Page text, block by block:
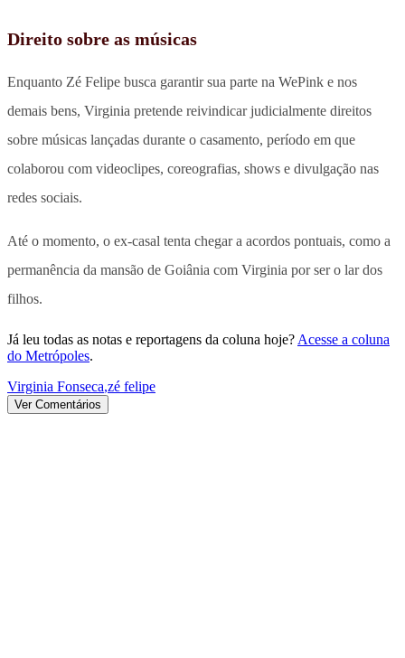
Direito sobre as músicas
Enquanto Zé Felipe busca garantir sua parte na WePink e nos
demais bens, Virginia pretende reivindicar judicialmente direitos
sobre músicas lançadas durante o casamento, período em que
colaborou com videoclipes, coreografias, shows e divulgação nas
redes sociais.
Até o momento, o ex-casal tenta chegar a acordos pontuais, como a
permanência da mansão de Goiânia com Virginia por ser o lar dos
filhos.
Já leu todas as notas e reportagens da coluna hoje? Acesse a coluna
do Metrópoles.
Virginia Fonseca,zé felipe
Ver Comentários